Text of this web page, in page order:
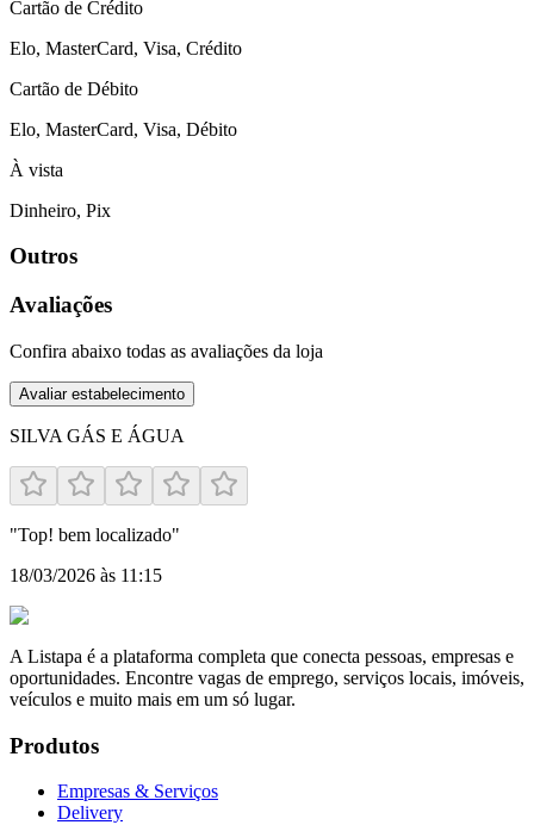
Cartão de Crédito
Elo, MasterCard, Visa, Crédito
Cartão de Débito
Elo, MasterCard, Visa, Débito
À vista
Dinheiro, Pix
Outros
Avaliações
Confira abaixo todas as avaliações da loja
Avaliar estabelecimento
SILVA GÁS E ÁGUA
"Top! bem localizado"
18/03/2026 às 11:15
A Listapa é a plataforma completa que conecta pessoas, empresas e
oportunidades. Encontre vagas de emprego, serviços locais, imóveis,
veículos e muito mais em um só lugar.
Produtos
Empresas & Serviços
Delivery